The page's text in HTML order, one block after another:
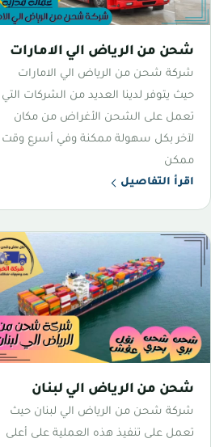
شحن من الرياض الي الامارات
شركة شحن من الرياض الي الامارات
حيث يتوفر لدينا العديد من الشركات التي
تعمل على الشحن الأغراض من مكان
لآخر بكل سهولة ممكنة وفي أسرع وقت
ممكن
اقرأ التفاصيل
شحن من الرياض الي لبنان
شركة شحن من الرياض الي لبنان حيث
تعمل على تنفيذ هذه العملية على أعلى